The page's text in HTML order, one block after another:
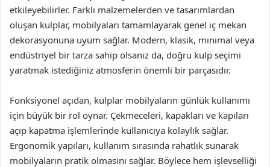
etkileyebilirler. Farklı malzemelerden ve tasarımlardan
oluşan kulplar, mobilyaları tamamlayarak genel iç mekan
dekorasyonuna uyum sağlar. Modern, klasik, minimal veya
endüstriyel bir tarza sahip olsanız da, doğru kulp seçimi
yaratmak istediğiniz atmosferin önemli bir parçasıdır.
Fonksiyonel açıdan, kulplar mobilyaların günlük kullanımı
için büyük bir rol oynar. Çekmeceleri, kapakları ve kapıları
açıp kapatma işlemlerinde kullanıcıya kolaylık sağlar.
Ergonomik yapıları, kullanım sırasında rahatlık sunarak
mobilyaların pratik olmasını sağlar. Böylece hem işlevselliği